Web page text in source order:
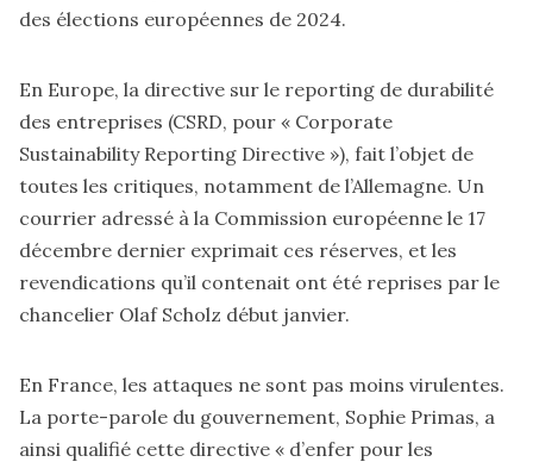
des élections européennes de 2024.
En Europe, la directive sur le reporting de durabilité
des entreprises (CSRD, pour « Corporate
Sustainability Reporting Directive »), fait l’objet de
toutes les critiques, notamment de l’Allemagne. Un
courrier adressé à la Commission européenne le 17
décembre dernier exprimait ces réserves, et les
revendications qu’il contenait ont été reprises par le
chancelier Olaf Scholz début janvier.
En France, les attaques ne sont pas moins virulentes.
La porte-parole du gouvernement, Sophie Primas, a
ainsi qualifié cette directive « d’enfer pour les